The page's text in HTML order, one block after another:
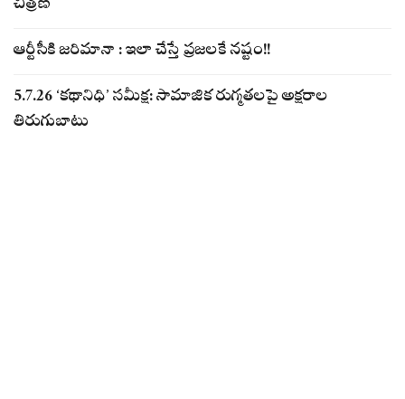
ఆర్టీసీకి జరిమానా : ఇలా చేస్తే ప్రజలకే నష్టం!!
5.7.26 ‘కథానిధి’ సమీక్ష: సామాజిక రుగ్మతలపై అక్షరాల
తిరుగుబాటు